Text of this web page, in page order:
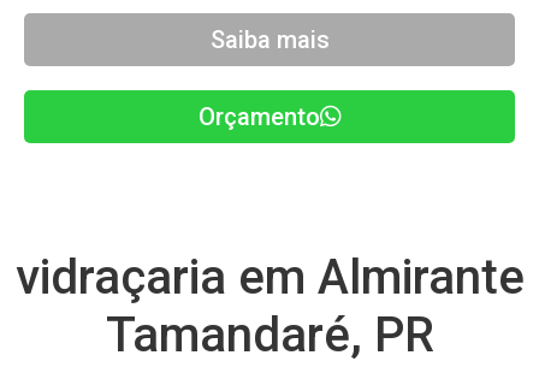
Saiba mais
Orçamento
vidraçaria em Almirante
Tamandaré, PR